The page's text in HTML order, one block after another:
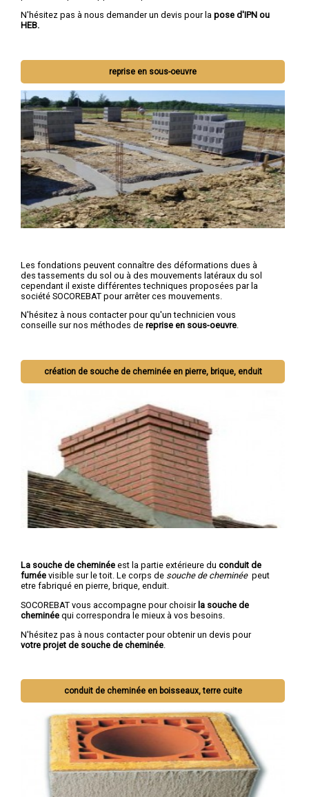
N'hésitez pas à nous demander un devis pour la pose d'IPN ou
HEB.
reprise en sous-oeuvre
Les fondations peuvent connaître des déformations dues à
des tassements du sol ou à des mouvements latéraux du sol
cependant il existe différentes techniques proposées par la
société SOCOREBAT pour arrêter ces mouvements.
N'hésitez à nous contacter pour qu'un technicien vous
conseille sur nos méthodes de reprise en sous-oeuvre.
création de souche de cheminée en pierre, brique, enduit
La souche de cheminée est la partie extérieure du conduit de
fumée visible sur le toit. Le corps de souche de cheminéepeut
etre fabriqué en pierre, brique, enduit.
SOCOREBAT vous accompagne pour choisir la souche de
cheminée qui correspondra le mieux à vos besoins.
N'hésitez pas à nous contacter pour obtenir un devis pour
votre projet de souche de cheminée
conduit de cheminée en boisseaux, terre cuite